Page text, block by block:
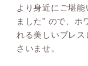
より身近にご堪能
ました” ので、ホ
れる美しいブレ
さいませ。